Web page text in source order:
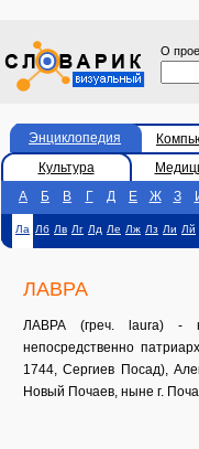
О
Энциклопедия
Культура
А
Б В Г Д Е Ж З
Ла Лб Лв Лг Лд Ле Лж Лз Ли Лй
ЛАВРА
ЛАВРА (греч. laura) -
непосредственно
1744, Сергиев Посад),
Новый Почаев, ныне г.